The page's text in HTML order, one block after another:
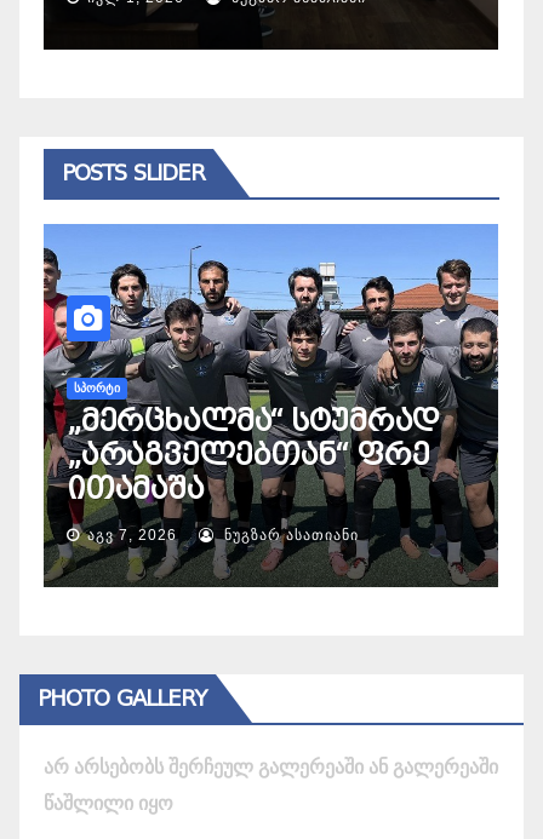
POSTS SLIDER
ᲡᲐᲖᲝᲒᲐᲓᲝᲔᲑᲐ
2008 წლის რუსეთ-
საქართველოს ომიდან
18 წელი გავიდა
ᲐᲒᲕ 7, 2026 ᲜᲣᲒᲖᲐᲠ ᲐᲡᲐᲗᲘᲐᲜᲘ
PHOTO GALLERY
არ არსებობს შერჩეულ გალერეაში ან გალერეაში
წაშლილი იყო